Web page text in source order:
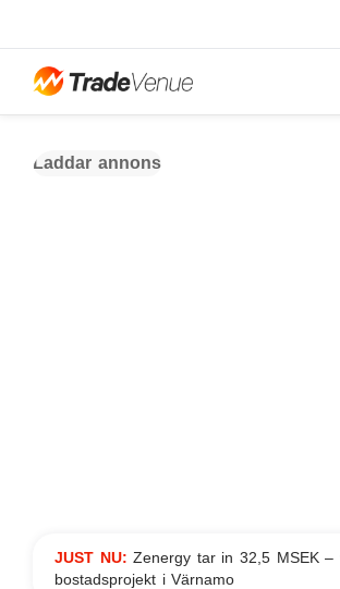
Laddar annons
JUST NU:Zenergy tar in 32,5 MSEK –
bostadsprojekt i Värnamo